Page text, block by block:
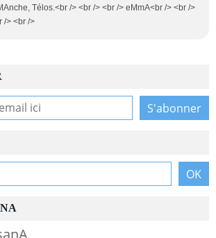
Télos.<br /> <br /> <br /> eMmA<br /> <br />
/> <br />